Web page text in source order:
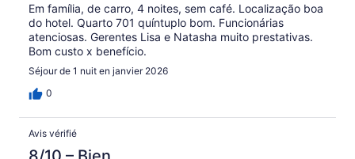
Em família, de carro, 4 noites, sem café. Localização boa
do hotel. Quarto 701 quíntuplo bom. Funcionárias
atenciosas. Gerentes Lisa e Natasha muito prestativas.
Bom custo x benefício.
Séjour de 1 nuit en janvier 2026
0
Avis vérifié